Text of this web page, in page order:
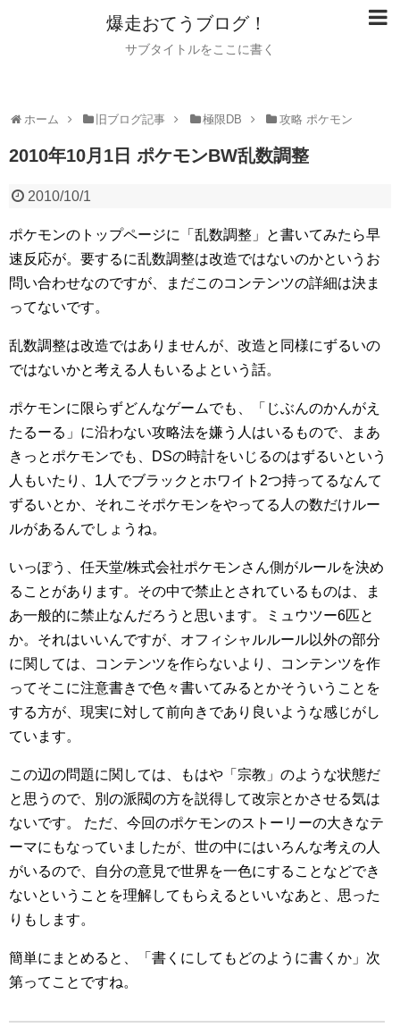
爆走おてうブログ！
サブタイトルをここに書く
ホーム 旧ブログ記事 極限DB 攻略 ポケモン
2010年10月1日 ポケモンBW乱数調整
2010/10/1
ポケモンのトップページに「乱数調整」と書いてみたら早
速反応が。要するに乱数調整は改造ではないのかというお
問い合わせなのですが、まだこのコンテンツの詳細は決ま
ってないです。
乱数調整は改造ではありませんが、改造と同様にずるいの
ではないかと考える人もいるよという話。
ポケモンに限らずどんなゲームでも、「じぶんのかんがえ
たるーる」に沿わない攻略法を嫌う人はいるもので、まあ
きっとポケモンでも、DSの時計をいじるのはずるいという
人もいたり、1人でブラックとホワイト2つ持ってるなんて
ずるいとか、それこそポケモンをやってる人の数だけルー
ルがあるんでしょうね。
いっぽう、任天堂/株式会社ポケモンさん側がルールを決め
ることがあります。その中で禁止とされているものは、ま
あ一般的に禁止なんだろうと思います。ミュウツー6匹と
か。それはいいんですが、オフィシャルルール以外の部分
に関しては、コンテンツを作らないより、コンテンツを作
ってそこに注意書きで色々書いてみるとかそういうことを
する方が、現実に対して前向きであり良いような感じがし
ています。
この辺の問題に関しては、もはや「宗教」のような状態だ
と思うので、別の派閥の方を説得して改宗とかさせる気は
ないです。
ただ、今回のポケモンのストーリーの大きなテ
ーマにもなっていましたが、世の中にはいろんな考えの人
がいるので、自分の意見で世界を一色にすることなどでき
ないということを理解してもらえるといいなあと、思った
りもします。
簡単にまとめると、「書くにしてもどのように書くか」次
第ってことですね。